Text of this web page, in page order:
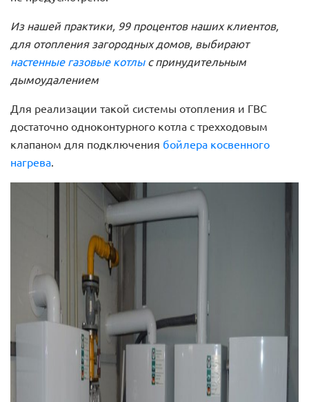
Из нашей практики, 99 процентов наших клиентов,
для отопления загородных домов, выбирают
настенные газовые котлыс принудительным
дымоудалением
Для реализации такой системы отопления и ГВС
достаточно одноконтурного котла с трехходовым
клапаном для подключения бойлера косвенного
нагрева.